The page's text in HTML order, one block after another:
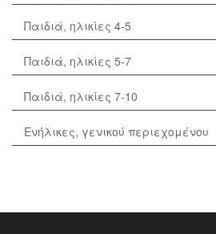
Παιδιά, ηλικίες 4-5
Παιδιά, ηλικίες 5-7
Παιδιά, ηλικίες 7-10
Ενήλικες, γενικού περιεχομένου